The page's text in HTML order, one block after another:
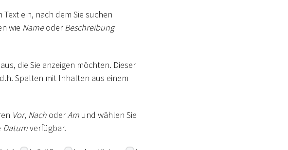
Text ein, nach dem Sie suchen
wie NameoderBeschreibung
die Sie anzeigen möchten. Dieser
Spalten mit Inhalten aus einem
Vor, Nach oderAm und wählen Sie
Datumverfügbar.